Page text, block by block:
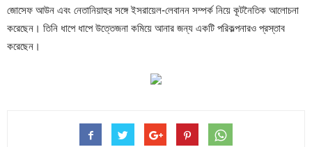
জোসেফ আউন এবং নেতানিয়াহুর সঙ্গে ইসরায়েল-লেবানন সম্পর্ক নিয়ে কূটনৈতিক আলোচনা
করেছেন। তিনি ধাপে ধাপে উত্তেজনা কমিয়ে আনার জন্য একটি পরিকল্পনারও প্রস্তাব
করেছেন।